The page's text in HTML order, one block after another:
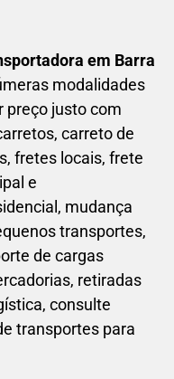
em Barra
modalidades
preço justo com
carreto de
fretes locais, frete
e
mudança
transportes,
de cargas
retiradas
consulte
transportes para